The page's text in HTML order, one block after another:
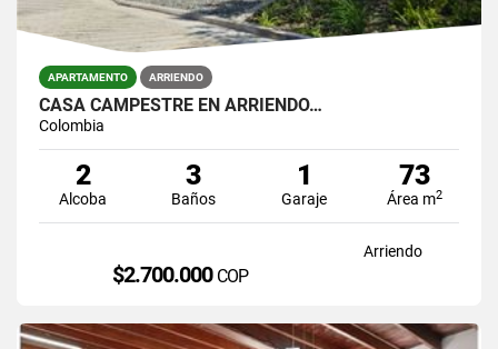
APARTAMENTO ARRIENDO
CASA CAMPESTRE EN ARRIENDO…
Colombia
2
Alcoba
3
Baños
1
Garaje
73
Área m2
Arriendo
$2.700.000 COP